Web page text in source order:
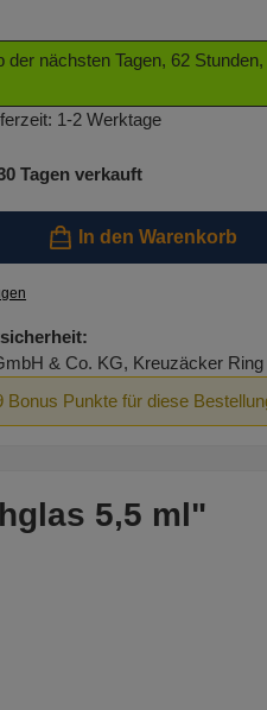
der nächsten Tagen, 62
1-2 Werktage
Tagen verkauft
In den Warenkorb
& Co. KG, Kreuzäcker
Bonus Punkte für diese
5,5 ml"